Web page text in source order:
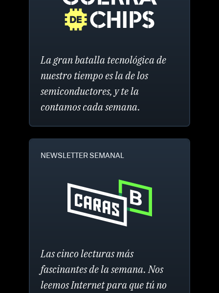
La gran batalla tecnológica de
nuestro tiempo es la de los
semiconductores, y te la
contamos cada semana.
NEWSLETTER SEMANAL
Las cinco lecturas más
fascinantes de la semana. Nos
leemos Internet para que tú no